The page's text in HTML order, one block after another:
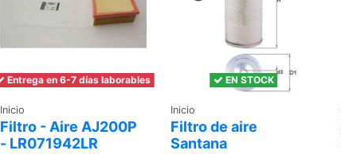
Entrega en 6-7 días laborables
Inicio
Filtro - Aire AJ200P
- LR071942LR
EN STOCK
Inicio
Filtro de aire
Santana